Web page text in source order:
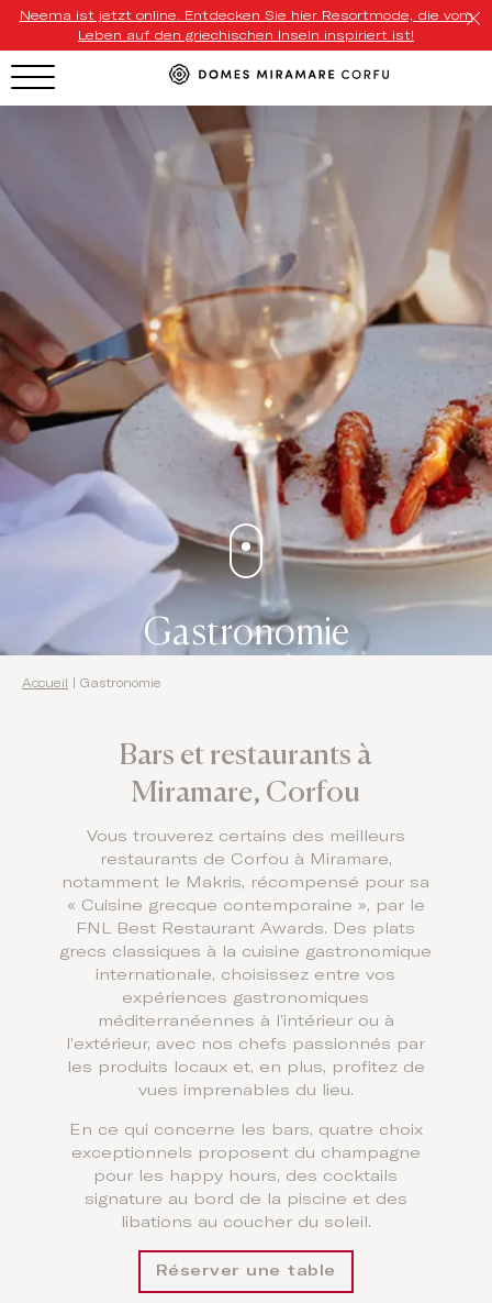
Neema ist jetzt online. Entdecken Sie hier Resortmode, die vom
Leben auf den griechischen Inseln inspiriert ist!
Our Resorts
Our Destinations
Our Brands
Signature Concepts
Domes Stories
Contact
Gastronomie
Accueil Gastronomie
Bars et restaurants à
Miramare, Corfou
Vous trouverez certains des meilleurs
restaurants de Corfou à Miramare,
notamment le Makris, récompensé pour sa
« Cuisine grecque contemporaine », par le
FNL Best Restaurant Awards. Des plats
grecs classiques à la cuisine gastronomique
internationale, choisissez entre vos
expériences gastronomiques
méditerranéennes à l’intérieur ou à
l’extérieur, avec nos chefs passionnés par
les produits locaux et, en plus, profitez de
vues imprenables du lieu.
En ce qui concerne les bars, quatre choix
exceptionnels proposent du champagne
pour les happy hours, des cocktails
signature au bord de la piscine et des
libations au coucher du soleil.
Réserver une table